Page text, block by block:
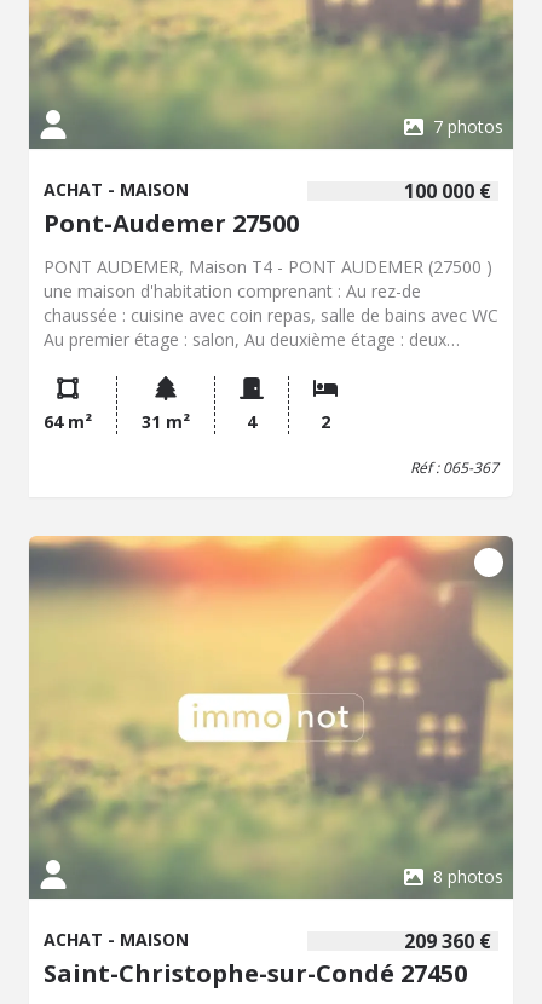
7 photos
100 000 €
ACHAT - MAISON
Pont-Audemer 27500
PONT AUDEMER, Maison T4 - PONT AUDEMER (27500 )
une maison d'habitation comprenant : Au rez-de
chaussée : cuisine avec coin repas, salle de bains avec WC
Au premier étage : salon, Au deuxième étage : deux
: D - Classe climat : D - Montant estimé des dépenses
annuelles d'énergie pour un usage standard : 1090 à 1530
€ (base 2025) - Prix Hon. Négo Inclus : 121 300 € dont
5,48% Hon. Négo TTC charge acq. Prix Hors Hon. Négo
64 m² 31 m² 4 2
Réf : 065-367
8 photos
209 360 €
ACHAT - MAISON
Saint-Christophe-sur-Condé 27450